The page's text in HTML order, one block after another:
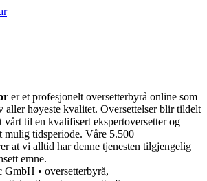
er et profesjonelt oversetterbyrå online som
aller høyeste kvalitet. Oversettelser blir tildelt
vårt til en kvalifisert ekspertoversetter og
mulig tidsperiode. Våre 5.500
at vi alltid har denne tjenesten tilgjengelig
emne.
• oversetterbyrå,